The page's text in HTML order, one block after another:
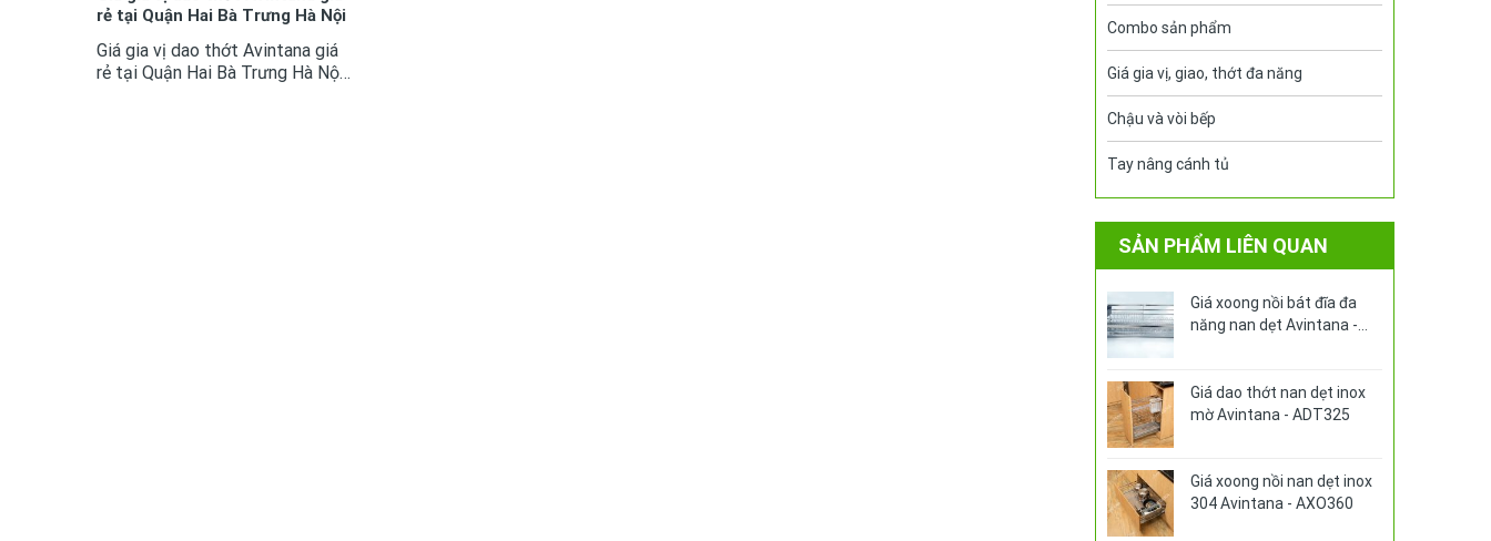
rẻ tại Quận Hai Bà Trưng Hà Nội
Giá gia vị dao thớt Avintana giá
rẻ tại Quận Hai Bà Trưng Hà Nội
Combo sản phẩm
Giá gia vị, giao, thớt đa năng
Chậu và vòi bếp
Tay nâng cánh tủ
SẢN PHẨM LIÊN QUAN
Giá xoong nồi bát đĩa đa
năng nan dẹt Avintana -
Giá dao thớt nan dẹt inox
mờ Avintana - ADT325
Giá xoong nồi nan dẹt inox
304 Avintana - AXO360